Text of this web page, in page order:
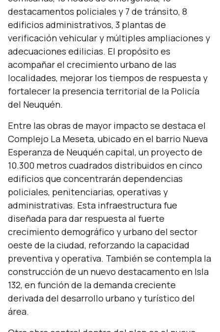
destacamentos policiales y 7 de tránsito, 8
edificios administrativos, 3 plantas de
verificación vehicular y múltiples ampliaciones y
adecuaciones edilicias. El propósito es
acompañar el crecimiento urbano de las
localidades, mejorar los tiempos de respuesta y
fortalecer la presencia territorial de la Policía
del Neuquén.
Entre las obras de mayor impacto se destaca el
Complejo La Meseta, ubicado en el barrio Nueva
Esperanza de Neuquén capital, un proyecto de
10.300 metros cuadrados distribuidos en cinco
edificios que concentrarán dependencias
policiales, penitenciarias, operativas y
administrativas. Esta infraestructura fue
diseñada para dar respuesta al fuerte
crecimiento demográfico y urbano del sector
oeste de la ciudad, reforzando la capacidad
preventiva y operativa. También se contempla la
construcción de un nuevo destacamento en Isla
132, en función de la demanda creciente
derivada del desarrollo urbano y turístico del
área.